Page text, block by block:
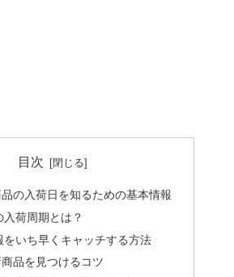
目次
の入荷日を知るための基本情報
入荷周期とは？
をいち早くキャッチする方法
品を見つけるコツ